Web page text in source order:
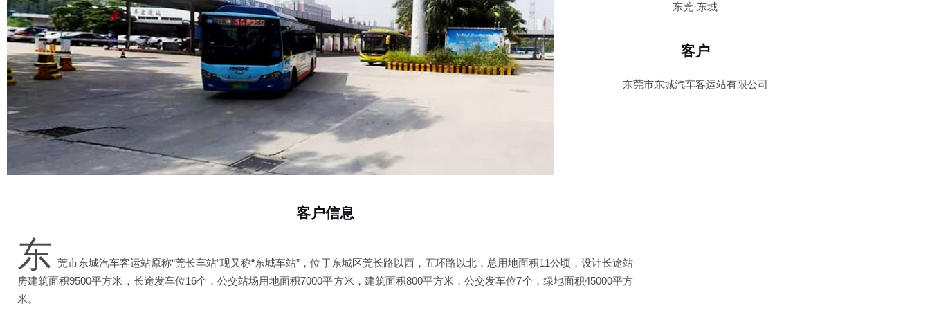
东莞·东城
客户
东莞市东城汽车客运站有限公司
客户信息
东 莞市东城汽车客运站原称“莞长车站”现又称“东城车站”，位于东城区莞长路以西，五环路以北，总用地面积11公顷，设计长途站
房建筑面积9500平方米，长途发车位16个，公交站场用地面积7000平方米，建筑面积800平方米，公交发车位7个，绿地面积45000平方
米。